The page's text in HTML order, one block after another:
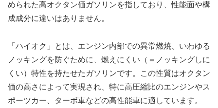
められた高オクタン価ガソリンを指しており、性能面や構
成成分に違いはありません。
「ハイオク」とは、エンジン内部での異常燃焼、いわゆる
ノッキングを防ぐために、燃えにくい（＝ノッキングしに
くい）特性を持たせたガソリンです。この性質はオクタン
価の高さによって実現され、特に高圧縮比のエンジンやス
ポーツカー、ターボ車などの高性能車に適しています。